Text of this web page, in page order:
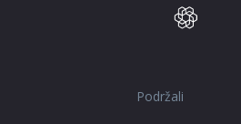
Podržali